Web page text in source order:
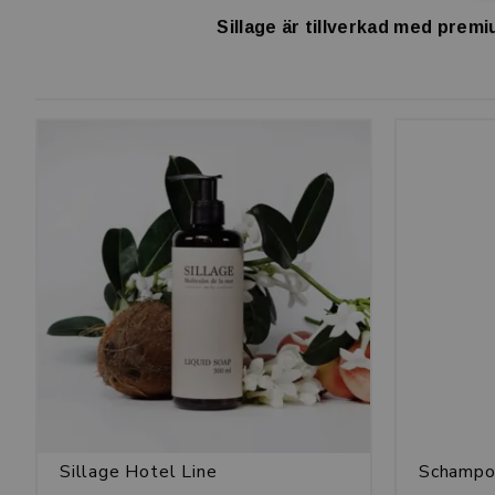
Sillage är tillverkad med
Sillage Hotel Line